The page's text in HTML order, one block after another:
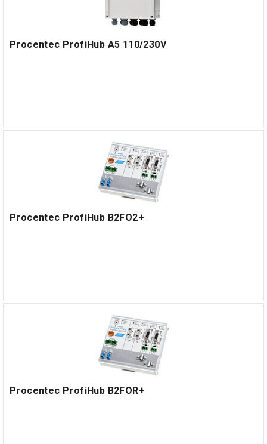
Procentec ProfiHub A5 110/230V
Procentec ProfiHub B2FO2+
Procentec ProfiHub B2FOR+